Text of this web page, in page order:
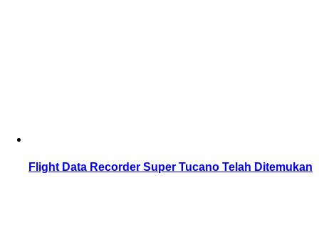
Flight Data Recorder Super Tucano Telah Ditemukan